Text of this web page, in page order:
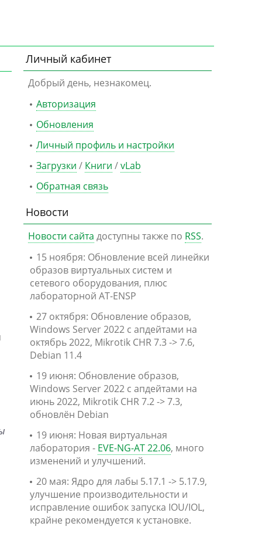
Личный кабинет
Добрый день, незнакомец.
Авторизация
Обновления
Личный профиль и настройки
Загрузки / Книги /vLab
Обратная связь
Новости
Новости сайта доступны также по RSS.
15 ноября: Обновление всей линейки
образов виртуальных систем и
сетевого оборудования, плюс
лабораторной AT-ENSP
27 октября: Обновление образов,
Windows Server 2022 с апдейтами на
октябрь 2022, Mikrotik CHR 7.3 -> 7.6,
Debian 11.4
19 июня: Обновление образов,
Windows Server 2022 с апдейтами на
июнь 2022, Mikrotik CHR 7.2 -> 7.3,
обновлён Debian
19 июня: Новая виртуальная
лаборатория - EVE-NG-AT 22.06, много
изменений и улучшений.
20 мая: Ядро для лабы 5.17.1 -> 5.17.9,
улучшение производительности и
исправление ошибок запуска IOU/IOL,
крайне рекомендуется к установке.